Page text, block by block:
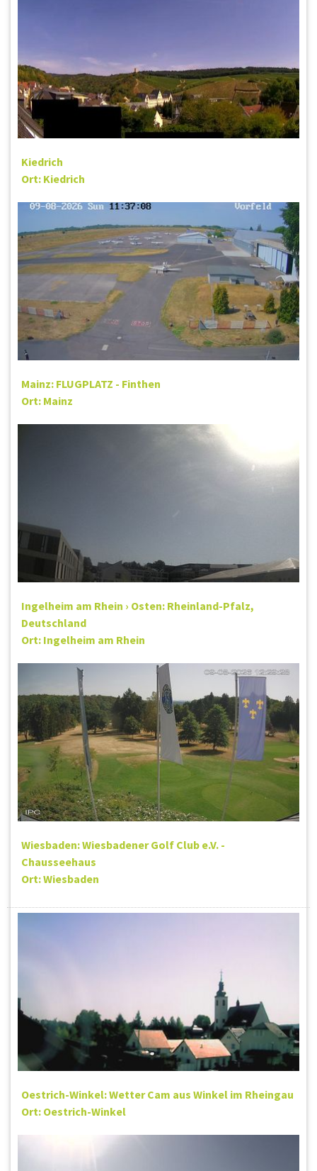
Kiedrich
Ort: Kiedrich
Mainz: FLUGPLATZ - Finthen
Ort: Mainz
Ingelheim am Rhein › Osten: Rheinland-Pfalz,
Deutschland
Ort: Ingelheim am Rhein
Wiesbaden: Wiesbadener Golf Club e.V. -
Chausseehaus
Ort: Wiesbaden
Oestrich-Winkel: Wetter Cam aus Winkel im Rheingau
Ort: Oestrich-Winkel